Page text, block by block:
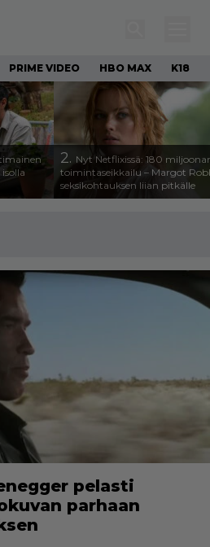
PRIME VIDEO HBO MAX K18
2. Nyt Netflixissä: 180
toimintaseikkailu – Margot
seksikohtauksen liian pitkälle
pelasti
parhaan